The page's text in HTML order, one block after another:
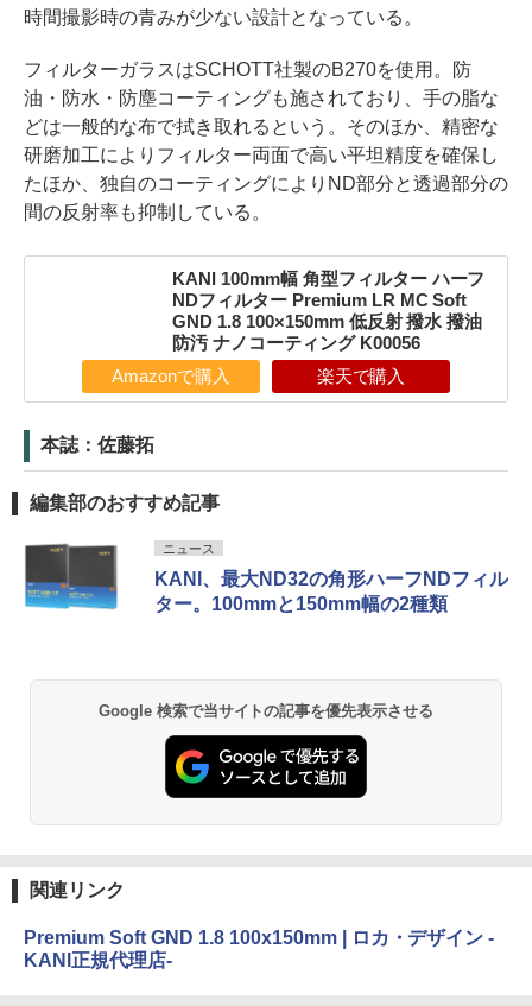
時間撮影時の青みが少ない設計となっている。
フィルターガラスはSCHOTT社製のB270を使用。防
油・防水・防塵コーティングも施されており、手の脂な
どは一般的な布で拭き取れるという。そのほか、精密な
研磨加工によりフィルター両面で高い平坦精度を確保し
たほか、独自のコーティングによりND部分と透過部分の
間の反射率も抑制している。
KANI 100mm幅 角型フィルター ハーフ
NDフィルター Premium LR MC Soft
GND 1.8 100×150mm 低反射 撥水 撥油
防汚 ナノコーティング K00056
Amazonで購入 楽天で購入
本誌：佐藤拓
編集部のおすすめ記事
ニュース
KANI、最大ND32の角形ハーフNDフィル
ター。100mmと150mm幅の2種類
Google 検索で当サイトの記事を優先表示させる
関連リンク
Premium Soft GND 1.8 100x150mm | ロカ・デザイン -
KANI正規代理店-